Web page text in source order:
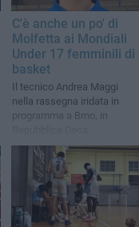
C'è anche un po' di
Molfetta ai Mondiali
Under 17 femminili di
basket
Il tecnico Andrea Maggi
nella rassegna iridata in
programma a Brno, in